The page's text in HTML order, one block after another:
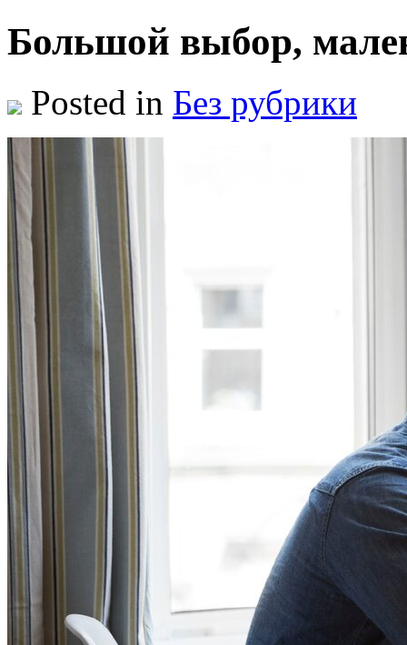
Большой выбор,
Posted in Без рубрики